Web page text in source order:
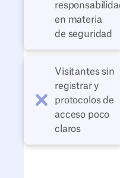
en materia
de seguridad
Visitantes sin
registrar y
protocolos de
acceso poco
claros